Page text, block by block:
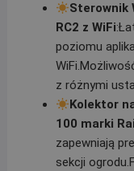
Sterownik
RC2 z WiFi
poziomu
z różnymi
Kolektor
100 marki
zapewniają
sekcji